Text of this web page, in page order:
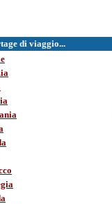
di viaggio...